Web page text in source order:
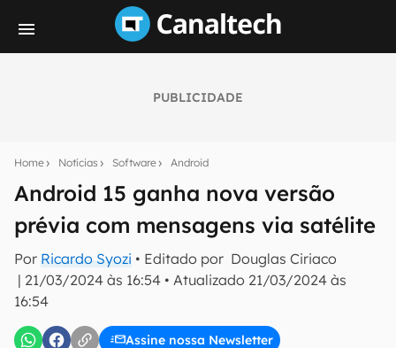
PUBLICIDADE
Home Notícias Software Android
Android 15 ganha nova versão
prévia com mensagens via satélite
Por Ricardo Syozi • Editado por Douglas Ciriaco
| 21/03/2024 às 16:54 • Atualizado 21/03/2024 às
16:54
Assine nossa Newsletter
notícias e reviews sobre tecnologia em primeira
mão.
E-mail